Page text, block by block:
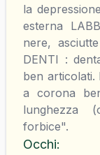
la
esterna
nere,
DENTI :
ben articolati.
a corona
lunghezza
forbice".
Occhi: